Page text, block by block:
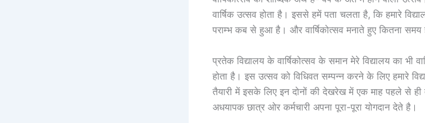
वार्षिक उत्सव होता है। इससे हमें पता चलता है, कि हमारे
पराम्भ कब से हुआ है। और वार्षिकोत्सव मनाते हुए कितना समय
प्रतेक विद्यालय के वार्षिकोत्सव के समान मेरे विद्यालय का भी
होता है। इस उत्सव को विधिवत सम्पन्न करने के लिए हमारे
तैयारी में इसके लिए इन दोनों की देखरेख में एक माह पहले से ही
अधयापक छात्र ओर कर्मचारी अपना पूरा-पूरा योगदान देते है।